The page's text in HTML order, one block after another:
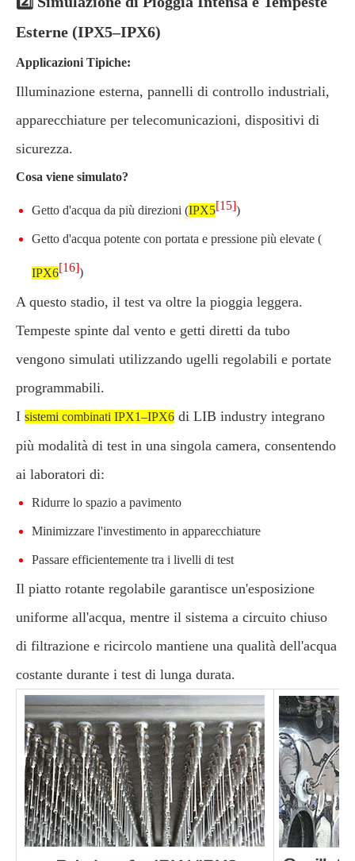
Esterne (IPX5–IPX6)
Applicazioni Tipiche:
Illuminazione esterna, pannelli di controllo industriali,
apparecchiature per telecomunicazioni, dispositivi di
sicurezza.
Cosa viene simulato?
Getto d'acqua da più direzioni (IPX5[15])
Getto d'acqua potente con portata e pressione più elevate (
IPX6[16])
A questo stadio, il test va oltre la pioggia leggera.
Tempeste spinte dal vento e getti diretti da tubo
vengono simulati utilizzando ugelli regolabili e portate
programmabili.
I sistemi combinati IPX1–IPX6 di LIB industry integrano
più modalità di test in una singola camera, consentendo
ai laboratori di:
Ridurre lo spazio a pavimento
Minimizzare l'investimento in apparecchiature
Passare efficientemente tra i livelli di test
Il piatto rotante regolabile garantisce un'esposizione
uniforme all'acqua, mentre il sistema a circuito chiuso
di filtrazione e ricircolo mantiene una qualità dell'acqua
costante durante i test di lunga durata.